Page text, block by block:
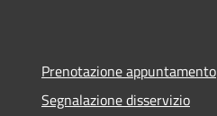
Prenotazione appuntamento
Segnalazione disservizio